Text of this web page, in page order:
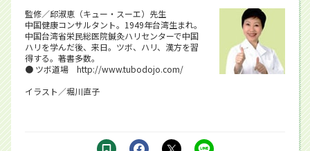
監修／邱淑恵（キュー・スーエ）先生
中国健康コンサルタント。1949年台湾生まれ。
中国台湾省栄民総医院鍼灸ハリセンターで中国
ハリを学んだ後、来日。ツボ、ハリ、漢方を習
得する。著書多数。
● ツボ道場 http://www.tubodojo.com/
イラスト／堀川直子